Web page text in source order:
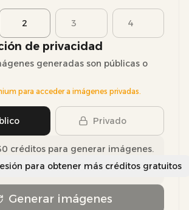
2 3 4
de privacidad
generadas son públicas o
para acceder a imágenes privadas.
Privado
créditos para generar imágenes.
para obtener más créditos gratuitos
Generar imágenes